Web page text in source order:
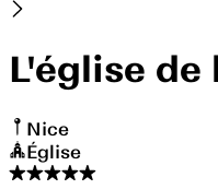
L'église
Nice
Église